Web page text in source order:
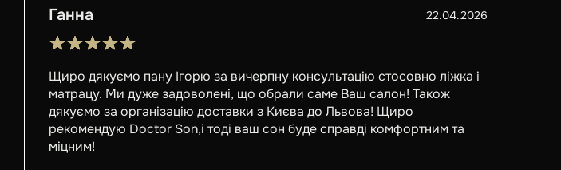
Ганна 22.04.2026
Щиро дякуємо пану Ігорю за вичерпну консультацію стосовно ліжка і
матрацу. Ми дуже задоволені, що обрали саме Ваш салон! Також
дякуємо за організацію доставки з Києва до Львова! Щиро
рекомендую Doctor Son,і тоді ваш сон буде справді комфортним та
міцним!